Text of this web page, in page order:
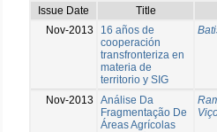
Issue Date
Title
Nov-2013
16 años de
cooperación
transfronteriza en
materia de
territorio y SIG
Nov-2013
Análise Da
Fragmentação De
Áreas Agrícolas